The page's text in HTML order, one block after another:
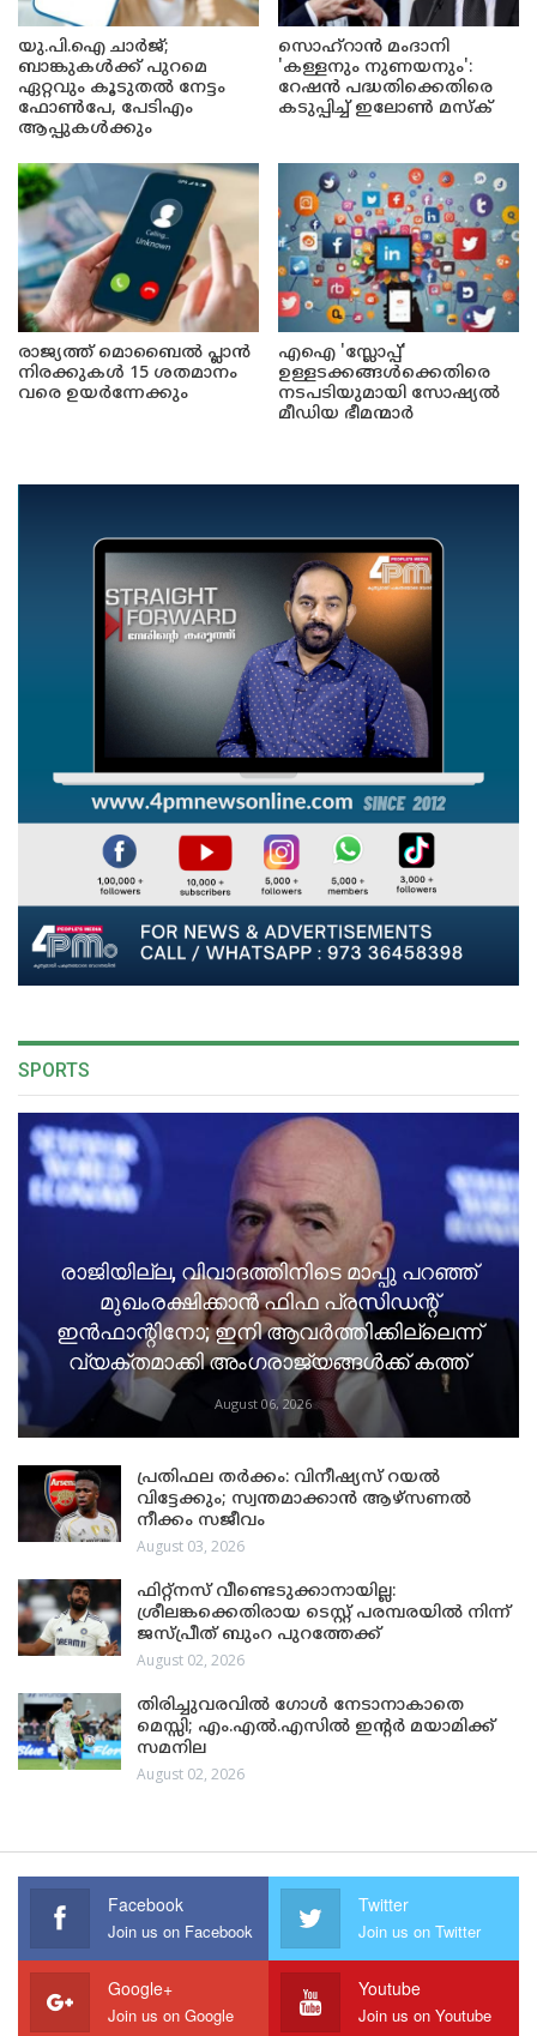
യു.പി.ഐ ചാർജ്;
ബാങ്കുകൾക്ക് പുറമെ
ഏറ്റവും കൂടുതൽ നേട്ടം
ഫോൺപേ, പേടിഎം
ആപ്പുകൾക്കും
സൊഹ്റാൻ മംദാനി
'കള്ളനും നുണയനും':
റേഷൻ പദ്ധതിക്കെതിരെ
കടുപ്പിച്ച് ഇലോൺ മസ്ക്
രാജ്യത്ത് മൊബൈൽ പ്ലാൻ
നിരക്കുകൾ 15 ശതമാനം
വരെ ഉയർന്നേക്കും
എഐ 'സ്ലോപ്പ്'
ഉള്ളടക്കങ്ങൾക്കെതിരെ
നടപടിയുമായി സോഷ്യൽ
മീഡിയ ഭീമന്മാർ
SPORTS
രാജിയില്ല, വിവാദത്തിനിടെ മാപ്പു പറഞ്ഞ്
മുഖംരക്ഷിക്കാൻ ഫിഫ പ്രസിഡന്റ്
ഇൻഫാന്റിനോ; ഇനി ആവർത്തിക്കില്ലെന്ന്
വ്യക്തമാക്കി അംഗരാജ്യങ്ങൾക്ക് കത്ത്
August 06, 2026
പ്രതിഫല തർക്കം: വിനീഷ്യസ് റയൽ
വിട്ടേക്കും; സ്വന്തമാക്കാൻ ആഴ്സണൽ
നീക്കം സജീവം
August 03, 2026
ഫിറ്റ്നസ് വീണ്ടെടുക്കാനായില്ല:
ശ്രീലങ്കക്കെതിരായ ടെസ്റ്റ് പരമ്പരയിൽ നിന്ന്
ജസ്പ്രീത് ബുംറ പുറത്തേക്ക്
August 02, 2026
തിരിച്ചുവരവിൽ ഗോൾ നേടാനാകാതെ
മെസ്സി; എം.എൽ.എസിൽ ഇന്റർ മയാമിക്ക്
സമനില
August 02, 2026
Facebook
Join us on Facebook
Twitter
Join us on Twitter
Google+
Join us on Google
Youtube
Join us on Youtube